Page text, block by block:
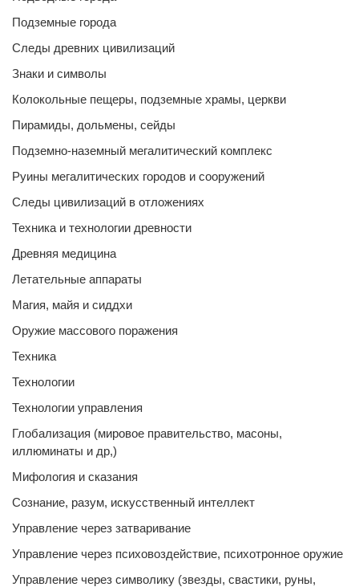
Подземные города
Следы древних цивилизаций
Знаки и символы
Колокольные пещеры, подземные храмы, церкви
Пирамиды, дольмены, сейды
Подземно-наземный мегалитический комплекс
Руины мегалитических городов и сооружений
Следы цивилизаций в отложениях
Техника и технологии древности
Древняя медицина
Летательные аппараты
Магия, майя и сиддхи
Оружие массового поражения
Техника
Технологии
Технологии управления
Глобализация (мировое правительство, масоны,
иллюминаты и др,)
Мифология и сказания
Сознание, разум, искусственный интеллект
Управление через затваривание
Управление через психовоздействие, психотронное оружие
Управление через символику (звезды, свастики, руны,